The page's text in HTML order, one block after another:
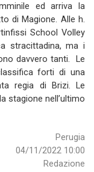
ed arriva la
di Magione. Alle h.
School Volley
stracittadina, ma i
davvero tanti. Le
forti di una
regia di Brizi. Le
stagione nell’ultimo
Perugia
04/11/2022 10:00
Redazione